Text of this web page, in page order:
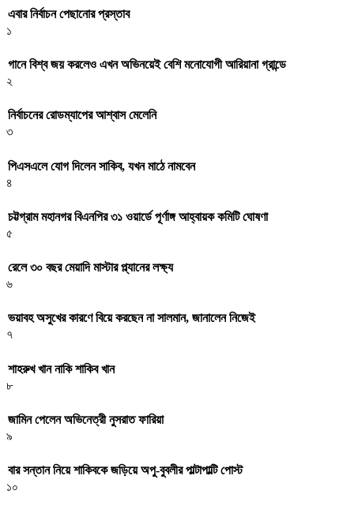
এবার নির্বাচন পেছানোর প্রস্তাব
১
গানে বিশ্ব জয় করলেও এখন অভিনয়েই বেশি মনোযোগী আরিয়ানা গ্রান্ডে
২
নির্বাচনের রোডম্যাপের আশ্বাস মেলেনি
৩
পিএসএলে যোগ দিলেন সাকিব, যখন মাঠে নামবেন
৪
চট্টগ্রাম মহানগর বিএনপির ৩১ ওয়ার্ডে পূর্ণাঙ্গ আহ্বায়ক কমিটি ঘোষণা
৫
রেলে ৩০ বছর মেয়াদি মাস্টার প্ল্যানের লক্ষ্য
৬
ভয়াবহ অসুখের কারণে বিয়ে করছেন না সালমান, জানালেন নিজেই
৭
শাহরুখ খান নাকি শাকিব খান
৮
জামিন পেলেন অভিনেত্রী নুসরাত ফারিয়া
৯
বার সন্তান নিয়ে শাকিবকে জড়িয়ে অপু-বুবলীর পাল্টাপাল্টি পোস্ট
১০